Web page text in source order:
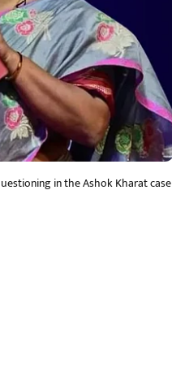
in the Ashok Kharat case